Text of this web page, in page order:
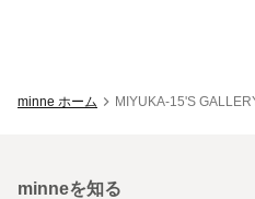
minne ホーム MIYUKA-15'S
minneを知る